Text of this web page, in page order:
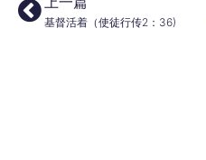
基督活着（使徒行传2：36)